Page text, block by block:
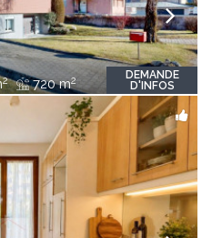
2 720 m2
DEMANDE
D'INFOS